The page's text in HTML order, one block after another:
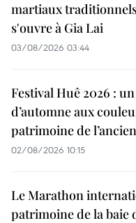
martiaux
s'ouvre à Gia Lai
03/08/2026 03:44
Festival Huê 2026 :
d’automne aux
patrimoine de
02/08/2026 10:15
Le Marathon
patrimoine de la baie